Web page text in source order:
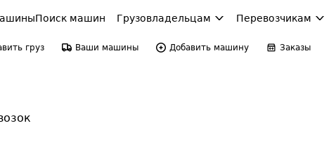
Поиск машин Грузовладельцам Перевозчикам
груз Ваши машины Добавить машину Заказы